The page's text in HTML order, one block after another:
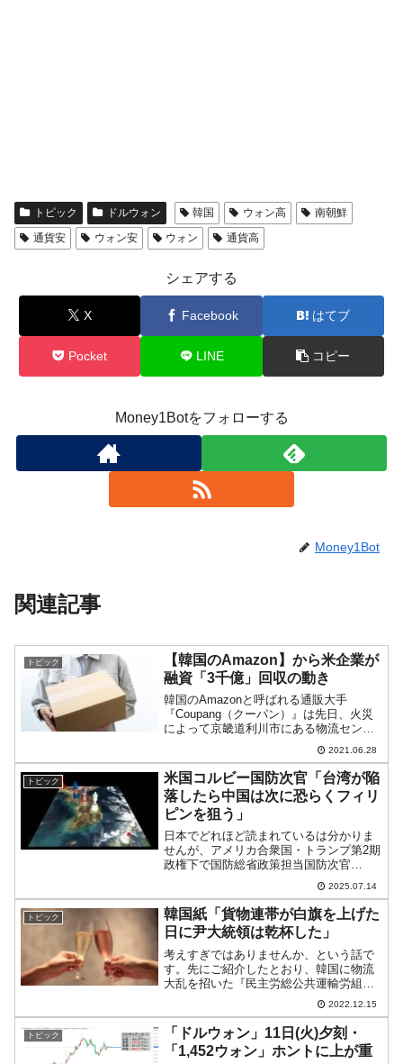
トピック ドルウォン 韓国 ウォン高
南朝鮮
通貨安
ウォン安 ウォン 通貨高
シェアする
X Facebook はてブ
Pocket LINE コピー
Money1Botをフォローする
Money1Bot
関連記事
トピック
【韓国のAmazon】から米企業が
融資「3千億」回収の動き
韓国のAmazonと呼ばれる通販大手
『Coupang（クーパン）』は先日、火災
によって京畿道利川市にある物流センタ
ーを失いました。鎮火まで2日かかる大火
で、消防士が殉職されるという痛ましい
事件でした。『ゴールドマン』が3,000億
回収に動く...
2021.06.28
トピック
米国コルビー国防次官「台湾が陥
落したら中国は次に恐らくフィリ
ピンを狙う」
日本でどれほど読まれているは分かりま
せんが、アメリカ合衆国・トランプ第2期
政権下で国防総省政策担当国防次官
（Under Secretary of Defense for
Policy）に任命されたElbridge
A. Colby（エルブリ...
2025.07.14
トピック
韓国紙「貨物連帯が白旗を上げた
日に尹大統領は乾杯した」
考えすぎではありませんか、という話で
す。先にご紹介したとおり、韓国に物流
大乱を招いた『民主労総公共運輸労組貨
物連帯本部』（貨物連帯）のストライキ
は、貨物連帯側の完敗に終わりました。
これについては韓国ウォッチャーからも
「あの民主労総が白旗とは...
2022.12.15
トピック
「ドルウォン」11日(火)夕刻・
「1,452ウォン」ホントに上が重